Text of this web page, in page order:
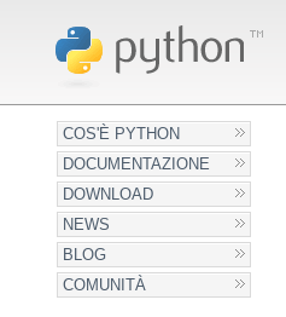
COS'È PYTHON
DOCUMENTAZIONE
DOWNLOAD
NEWS
BLOG
COMUNITÀ